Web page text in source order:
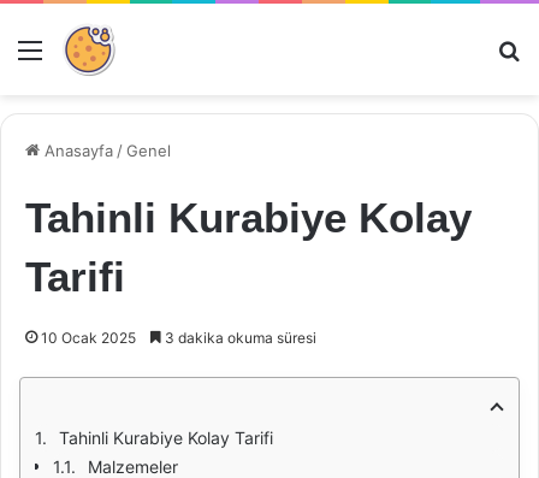
Menü
Anasayfa /Genel
Tahinli Kurabiye Kolay
Tarifi
10 Ocak 2025 3 dakika okuma süresi
Tahinli Kurabiye Kolay Tarifi
Malzemeler